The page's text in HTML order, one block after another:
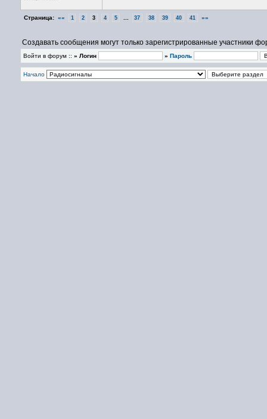
Страница: «« 1 2 3 4 5 37 38 39 40 41 »»
Создавать сообщения могут только зарегистрированные участники
Войти в форум :: » Логин » Пароль
Начало